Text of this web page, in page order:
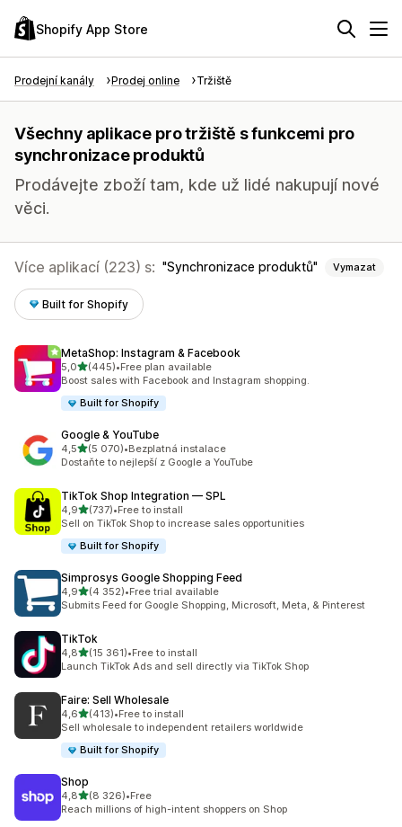
Shopify App Store
Prodejní kanály Prodej online Tržiště
Všechny aplikace pro tržiště s funkcemi pro
synchronizace produktů
Prodávejte zboží tam, kde už lidé nakupují nové
věci.
Více aplikací (223) s: Synchronizace produktů Vymazat
Built for Shopify
MetaShop: Instagram & Facebook
5,0z 5 hvězd
(445)
Celkový počet recenzí: 445
•Free plan available
Boost sales with Facebook and Instagram shopping.
Built for Shopify
Google & YouTube
4,5z 5 hvězd
(5 070)
Celkový počet recenzí: 5070
•Bezplatná instalace
Dostaňte to nejlepší z Google a YouTube
TikTok Shop Integration — SPL
4,9z 5 hvězd
(737)
Celkový počet recenzí: 737
•Free to install
Sell on TikTok Shop to increase sales opportunities
Built for Shopify
Simprosys Google Shopping Feed
4,9z 5 hvězd
(4 352)
Celkový počet recenzí: 4352
•Free trial available
Submits Feed for Google Shopping, Microsoft, Meta, & Pinterest
TikTok
4,8z 5 hvězd
(15 361)
Celkový počet recenzí: 15361
•Free to install
Launch TikTok Ads and sell directly via TikTok Shop
Faire: Sell Wholesale
4,6z 5 hvězd
(413)
Celkový počet recenzí: 413
•Free to install
Sell wholesale to independent retailers worldwide
Built for Shopify
Shop
4,8z 5 hvězd
(8 326)
Celkový počet recenzí: 8326
•Free
Reach millions of high-intent shoppers on Shop